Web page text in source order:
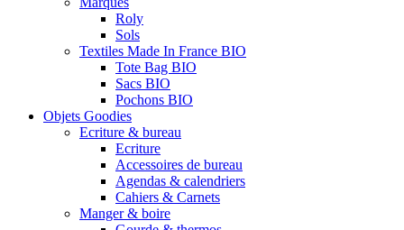
Roly
Sols
Textiles Made In France BIO
Tote Bag BIO
Sacs BIO
Pochons BIO
Objets Goodies
Ecriture & bureau
Ecriture
Accessoires de bureau
Agendas & calendriers
Cahiers & Carnets
Manger & boire